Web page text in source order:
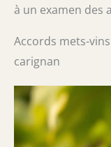
à un examen des
Accords mets-
carignan